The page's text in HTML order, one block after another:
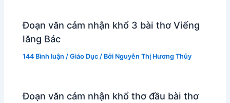
Đoạn văn cảm nhận khổ 3 bài thơ Viếng
lăng Bác
144 Bình luận /Giáo Dục / Bởi Nguyễn Thị Hương Thủy
Đoạn văn cảm nhận khổ thơ đầu bài thơ